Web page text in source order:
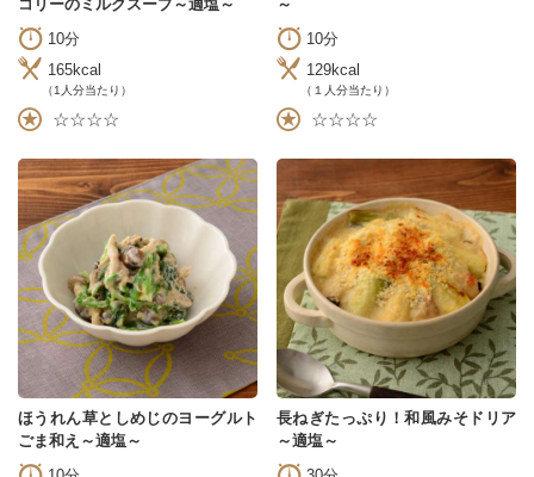
コリーのミルクスープ～適塩～
10分
165kcal
（1人分当たり）
☆☆☆☆
～
10分
129kcal
（１人分当たり）
☆☆☆☆
ほうれん草としめじのヨーグルト
ごま和え～適塩～
長ねぎたっぷり！和風みそドリア
～適塩～